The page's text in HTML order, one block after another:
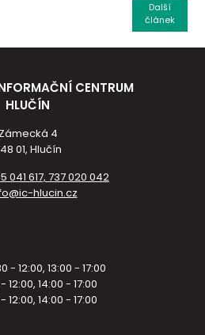
Další
článek
CENTRUM
HLUČÍN
Zámecká 4
01, Hlučín
041 617, 737 020 042
hlucin.cz
- 12:00, 13:00 - 17:00
12:00, 14:00 - 17:00
12:00, 14:00 - 17:00